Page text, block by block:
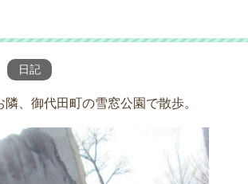
日記
隣、御代田町の雪窓公園で散歩。